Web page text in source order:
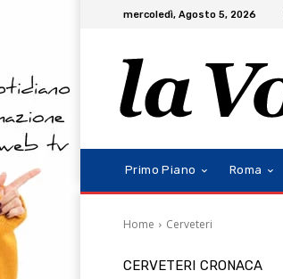
mercoledì, Agosto 5, 2026
Primo Piano Roma
Home Cerveteri
CERVETERI CRONACA